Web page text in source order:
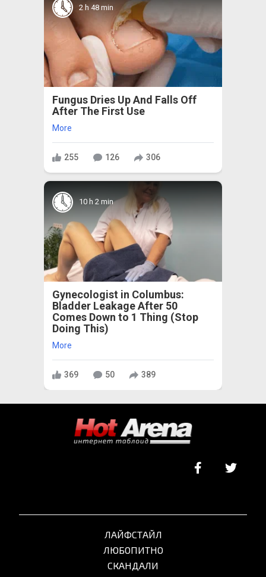
2 h 48 min
Fungus Dries Up And Falls Off
After The First Use
More
255 126 306
10 h 2 min
Gynecologist in Columbus:
Bladder Leakage After 50
Comes Down to 1 Thing (Stop
Doing This)
More
369 50 389
ЛАЙФСТАЙЛ
ЛЮБОПИТНО
СКАНДАЛИ